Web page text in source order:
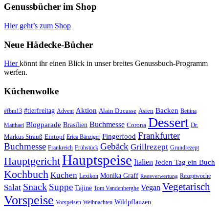
Genussbücher im Shop
Hier geht’s zum Shop
Neue Hädecke-Bücher
Hierkönnt ihr einen Blick in unser breites Genussbuch-Programm
werfen.
Küchenwolke
#fbm13 #tierfreitag Advent Aktion Alain Ducasse Asien Backen Bettina
Matthaei Blogparade Brasilien Buchmesse Corona Dessert Dr.
Markus Strauß Eintopf Erica Bänziger Fingerfood Frankfurter
Buchmesse Frankreich Frühstück Gebäck Grillrezept Grundrezept
HauptgerichtHauptspeise Italien Jeden Tag ein Buch
Kochbuch Kuchen Lexikon Monika Graff Resteverwertung Rezeptwoche
Salat Snack Suppe Tajine Tom Vandenberghe Vegan Vegetarisch
Vorspeise Vorspeisen Weihnachten Wildpflanzen